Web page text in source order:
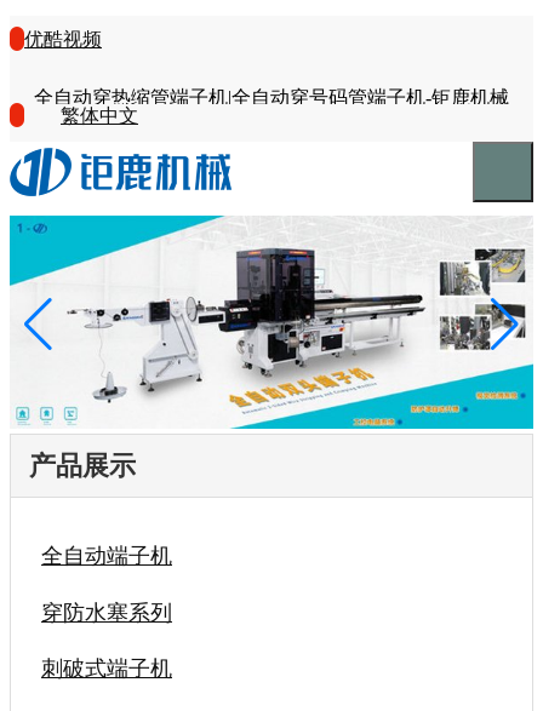
优酷视频
全自动穿热缩管端子机|全自动穿号码管端子机-钜鹿机械
繁体中文
产品展示
全自动端子机
穿防水塞系列
刺破式端子机